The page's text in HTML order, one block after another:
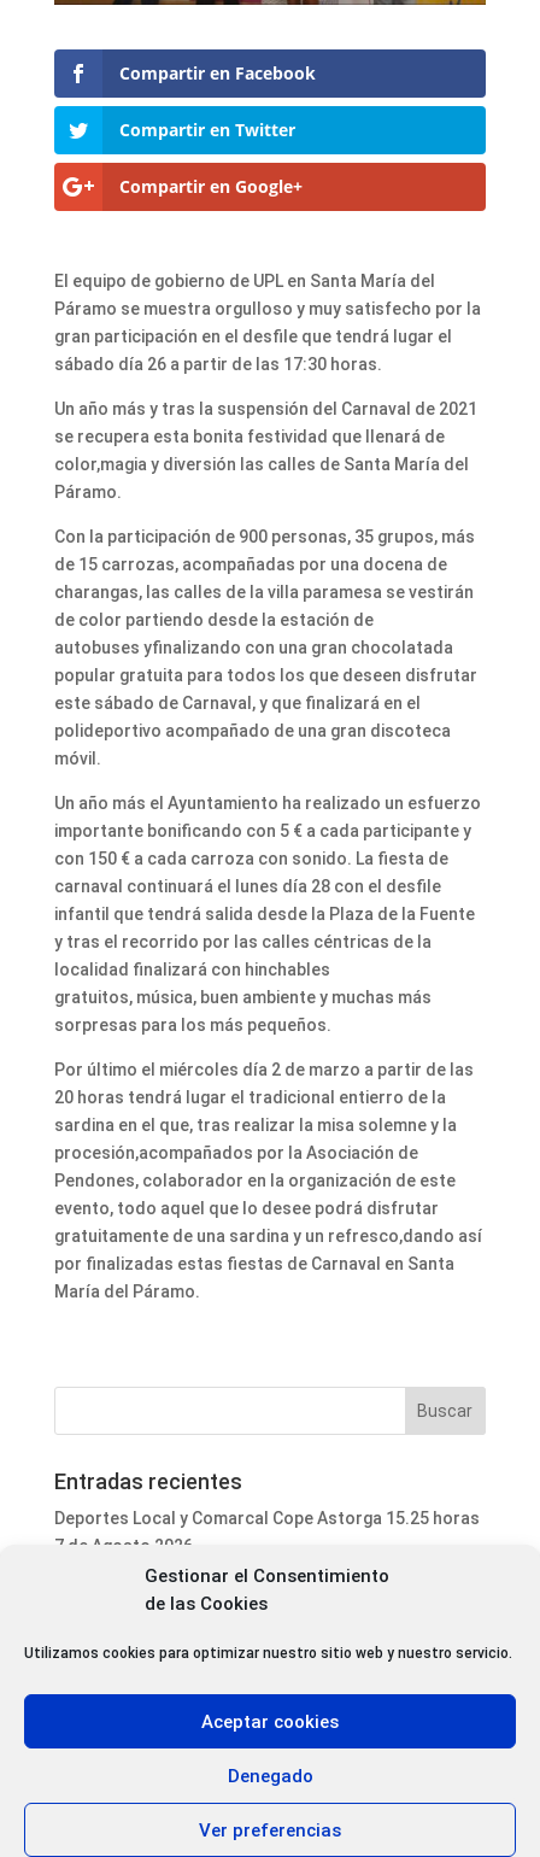
Gestionar el Consentimiento
de las Cookies
Utilizamos cookies para optimizar nuestro sitio web y nuestro servicio.
Aceptar cookies
Denegado
Ver preferencias
Compartir en Facebook
Compartir en Twitter
Compartir en Google+
El equipo de gobierno de UPL en Santa María del
Páramo se muestra orgulloso y muy satisfecho por la
gran participación en el desfile que tendrá lugar el
sábado día 26 a partir de las 17:30 horas.
Un año más y tras la suspensión del Carnaval de 2021
se recupera esta bonita festividad que llenará de
color,magia y diversión las calles de Santa María del
Páramo.
Con la participación de 900 personas, 35 grupos, más
de 15 carrozas, acompañadas por una docena de
charangas, las calles de la villa paramesa se vestirán
de color partiendo desde la estación de
autobuses yfinalizando con una gran chocolatada
popular gratuita para todos los que deseen disfrutar
este sábado de Carnaval, y que finalizará en el
polideportivo acompañado de una gran discoteca
móvil.
Un año más el Ayuntamiento ha realizado un esfuerzo
importante bonificando con 5 € a cada participante y
con 150 € a cada carroza con sonido. La fiesta de
carnaval continuará el lunes día 28 con el desfile
infantil que tendrá salida desde la Plaza de la Fuente
y tras el recorrido por las calles céntricas de la
localidad finalizará con hinchables
gratuitos, música, buen ambiente y muchas más
sorpresas para los más pequeños.
Por último el miércoles día 2 de marzo a partir de las
20 horas tendrá lugar el tradicional entierro de la
sardina en el que, tras realizar la misa solemne y la
procesión,acompañados por la Asociación de
Pendones, colaborador en la organización de este
evento, todo aquel que lo desee podrá disfrutar
gratuitamente de una sardina y un refresco,dando así
por finalizadas estas fiestas de Carnaval en Santa
María del Páramo.
Entradas recientes
Deportes Local y Comarcal Cope Astorga 15.25 horas
7 de Agosto 2026
Informativo Mediodía Cope Astorga 14.20 horas 7 de
Agosto 2026
San Justo de la Vega acoge este fin de semana un
Programa Local Cope Astorga 7 de Agosto 2026
Abiertas las inscripciones para el XXVII Torneo de
Ajedrez de las Fiestas de Santa Marta